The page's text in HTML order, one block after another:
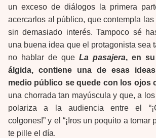
un exceso de diálogos la primera
acercarlos al público, que contempla
sin demasiado interés. Tampoco sé
una buena idea que el protagonista sea
no hablar de que La pasajera, en su
álgida, contiene una de esas
medio público se quede con los ojos
una chorrada tan mayúscula y que, a
polariza a la audiencia entre el
colgones!” y el “¡Iros un poquito a tomar
te pille el día.